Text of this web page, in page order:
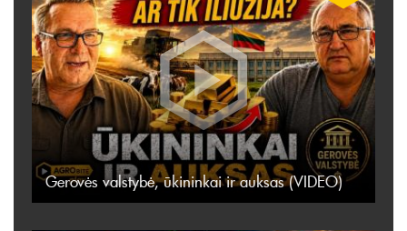
Gerovės valstybė, ūkininkai ir auksas (VIDEO)